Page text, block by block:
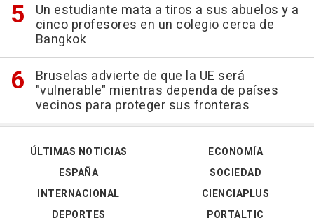
Un estudiante mata a tiros a sus abuelos y a
cinco profesores en un colegio cerca de
Bangkok
Bruselas advierte de que la UE será
"vulnerable" mientras dependa de países
vecinos para proteger sus fronteras
ÚLTIMAS NOTICIAS
ESPAÑA
INTERNACIONAL
ECONOMÍA
SOCIEDAD
CIENCIAPLUS